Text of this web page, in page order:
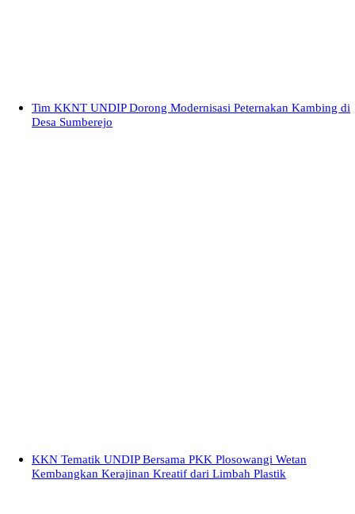
Tim KKNT UNDIP Dorong Modernisasi Peternakan Kambing di
Desa Sumberejo
KKN Tematik UNDIP Bersama PKK Plosowangi Wetan
Kembangkan Kerajinan Kreatif dari Limbah Plastik